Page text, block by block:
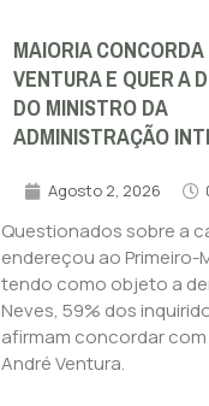
MAIORIA
VENTURA E QUER A
DO MINISTRO DA
ADMINISTRAÇÃO
Agosto 2, 2026
Questionados sobre a
endereçou ao Primeiro-
tendo como objeto a
Neves, 59% dos
afirmam concordar
André Ventura.